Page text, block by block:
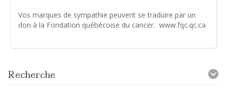
Vos marques de sympathie peuvent se traduire par un
don à la Fondation québécoise du cancer. www.fqc.qc.ca
Recherche